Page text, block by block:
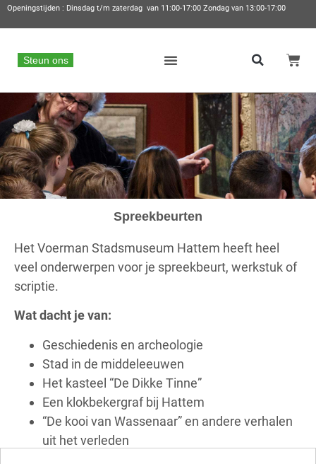
Openingstijden : Dinsdag t/m zaterdag van 11:00-17:00 Zondag van 13:00-17:00
Steun ons
Spreekbeurten
Het Voerman Stadsmuseum Hattem heeft heel
veel onderwerpen voor je spreekbeurt, werkstuk of
scriptie.
Wat dacht je van:
Geschiedenis en archeologie
Stad in de middeleeuwen
Het kasteel “De Dikke Tinne”
Een klokbekergraf bij Hattem
“De kooi van Wassenaar” en andere verhalen
uit het verleden